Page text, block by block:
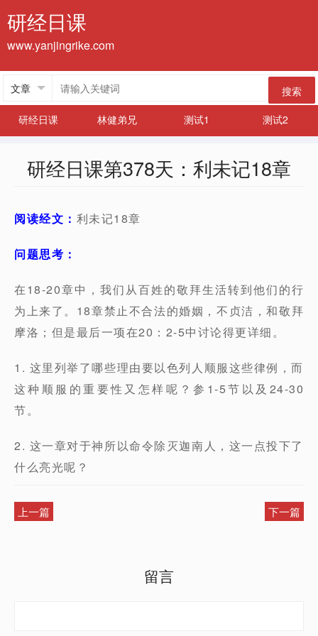
研经日课
www.yanjingrike.com
搜索
研经日课
林健弟兄 测试1 测试2
研经日课第378天：利未记18章
阅读经文： 利未记18章
问题思考：
在18-20章中，我们从百姓的敬拜生活转到他们的行
为上来了。18章禁止不合法的婚姻，不贞洁，和敬拜
摩洛；但是最后一项在20：2-5中讨论得更详细。
1. 这里列举了哪些理由要以色列人顺服这些律例，而
这种顺服的重要性又怎样呢？参1-5节以及24-30
节。
2. 这一章对于神所以命令除灭迦南人，这一点投下了
什么亮光呢？
上一篇 下一篇
留言